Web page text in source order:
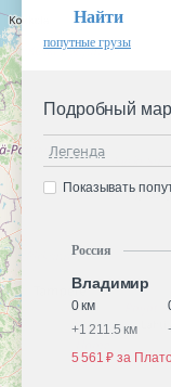
Найти
попутные грузы
Подробный
Легенда
Показывать
Россия
Владимир
0 км
+1 211.5 км
5 561 ₽ за